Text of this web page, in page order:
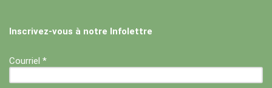
Inscrivez-vous à notre Infolettre
Courriel *